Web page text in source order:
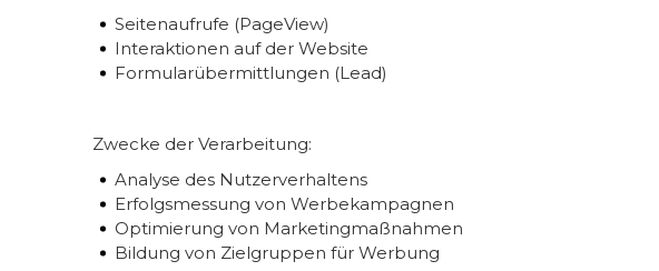
Seitenaufrufe (PageView)
Interaktionen auf der Website
Formularübermittlungen (Lead)
Zwecke der Verarbeitung:
Analyse des Nutzerverhaltens
Erfolgsmessung von Werbekampagnen
Optimierung von Marketingmaßnahmen
Bildung von Zielgruppen für Werbung